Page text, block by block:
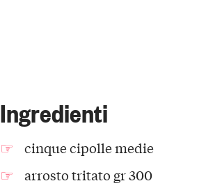
Ingredienti
cinque cipolle medie
arrosto tritato gr 300